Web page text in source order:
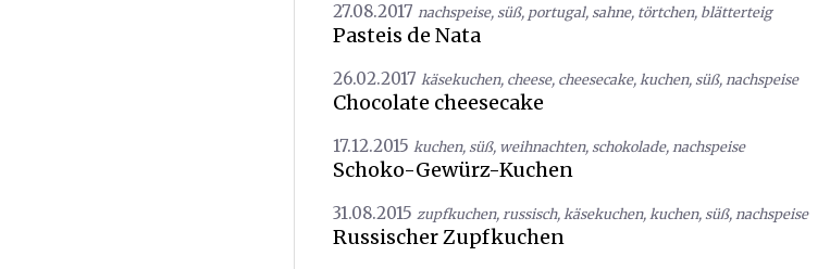
27.08.2017 nachspeise, süß, portugal, sahne, törtchen, blätterteig
Pasteis de Nata
26.02.2017 käsekuchen, cheese, cheesecake, kuchen, süß, nachspeise
Chocolate cheesecake
17.12.2015 kuchen, süß, weihnachten, schokolade, nachspeise
Schoko-Gewürz-Kuchen
31.08.2015 zupfkuchen, russisch, käsekuchen, kuchen, süß, nachspeise
Russischer Zupfkuchen